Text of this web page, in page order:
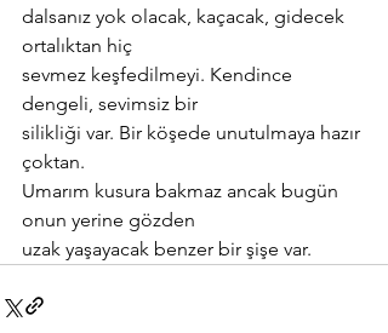
dalsanız yok olacak, kaçacak, gidecek
ortalıktan hiç
sevmez keşfedilmeyi. Kendince
dengeli, sevimsiz bir
silikliği var. Bir köşede unutulmaya hazır
çoktan.
Umarım kusura bakmaz ancak bugün
onun yerine gözden
uzak yaşayacak benzer bir şişe var.